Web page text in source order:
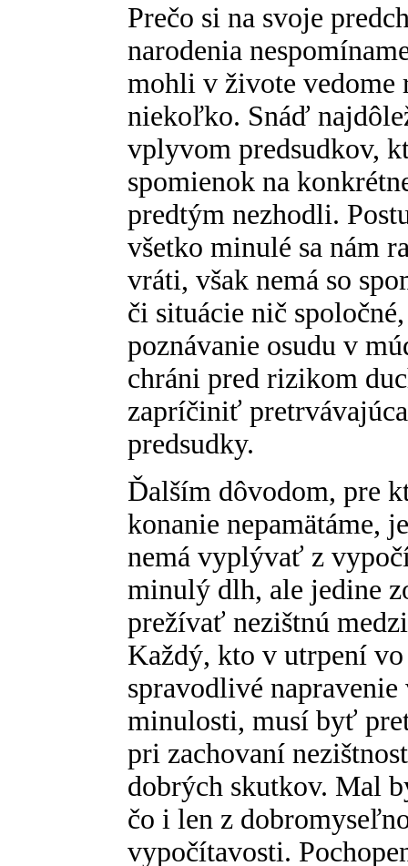
Prečo si na svoje
narodenia
mohli v živote
niekoľko. Snáď
vplyvom predsudkov,
spomienok na
predtým nezhodli.
všetko minulé sa nám
vráti, však nemá so
či situácie nič
poznávanie osudu v
chráni pred rizikom
zapríčiniť
predsudky.
Ďalším dôvodom, pre
konanie nepamätáme,
nemá vyplývať z
minulý dlh, ale jedine
prežívať nezištnú
Každý, kto v utrpení vo
spravodlivé
minulosti, musí byť
pri zachovaní
dobrých skutkov. Mal
čo i len z
vypočítavosti.